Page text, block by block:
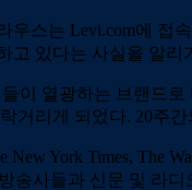
우스는 Levi.com에
고 있다는 사실을 알리
이 열광하는 브랜드
거리게 되었다. 20주
York Times, The
송사들과 신문 및 라